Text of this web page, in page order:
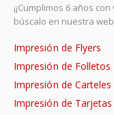
¡¡Cumplimos 6 años
búscalo en nuestra
Impresión de Flyers
Impresión de Folletos
Impresión de Carteles
Impresión de Tarjetas